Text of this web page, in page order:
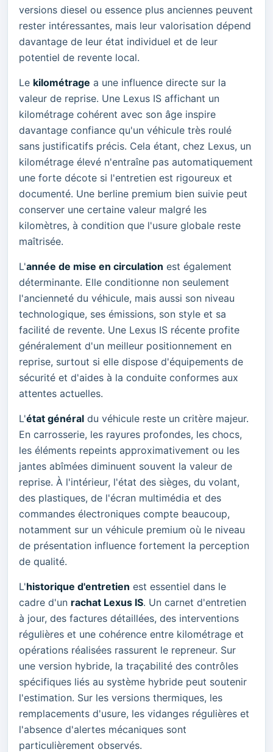
versions diesel ou essence plus anciennes peuvent
rester intéressantes, mais leur valorisation dépend
davantage de leur état individuel et de leur
potentiel de revente local.
Le kilométrage a une influence directe sur la
valeur de reprise. Une Lexus IS affichant un
kilométrage cohérent avec son âge inspire
davantage confiance qu'un véhicule très roulé
sans justificatifs précis. Cela étant, chez Lexus, un
kilométrage élevé n'entraîne pas automatiquement
une forte décote si l'entretien est rigoureux et
documenté. Une berline premium bien suivie peut
conserver une certaine valeur malgré les
kilomètres, à condition que l'usure globale reste
maîtrisée.
L'année de mise en circulation est également
déterminante. Elle conditionne non seulement
l'ancienneté du véhicule, mais aussi son niveau
technologique, ses émissions, son style et sa
facilité de revente. Une Lexus IS récente profite
généralement d'un meilleur positionnement en
reprise, surtout si elle dispose d'équipements de
sécurité et d'aides à la conduite conformes aux
attentes actuelles.
L'état général du véhicule reste un critère majeur.
En carrosserie, les rayures profondes, les chocs,
les éléments repeints approximativement ou les
jantes abîmées diminuent souvent la valeur de
reprise. À l'intérieur, l'état des sièges, du volant,
des plastiques, de l'écran multimédia et des
commandes électroniques compte beaucoup,
notamment sur un véhicule premium où le niveau
de présentation influence fortement la perception
de qualité.
L'historique d'entretien est essentiel dans le
cadre d'un rachat Lexus IS. Un carnet d'entretien
à jour, des factures détaillées, des interventions
régulières et une cohérence entre kilométrage et
opérations réalisées rassurent le repreneur. Sur
une version hybride, la traçabilité des contrôles
spécifiques liés au système hybride peut soutenir
l'estimation. Sur les versions thermiques, les
remplacements d'usure, les vidanges régulières et
l'absence d'alertes mécaniques sont
particulièrement observés.